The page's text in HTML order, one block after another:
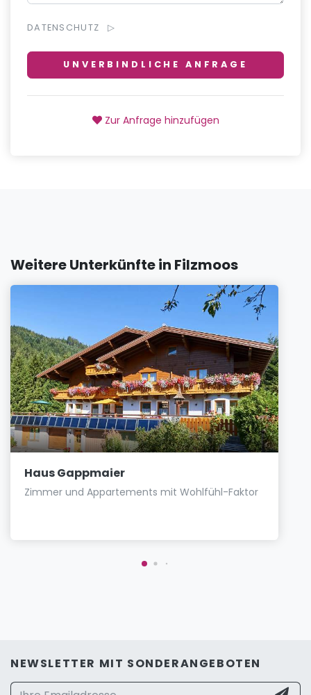
DATENSCHUTZ
UNVERBINDLICHE ANFRAGE
Zur Anfrage hinzufügen
Weitere Unterkünfte in Filzmoos
Haus Gappmaier
Zimmer und Appartements mit Wohlfühl-Faktor
NEWSLETTER MIT SONDERANGEBOTEN